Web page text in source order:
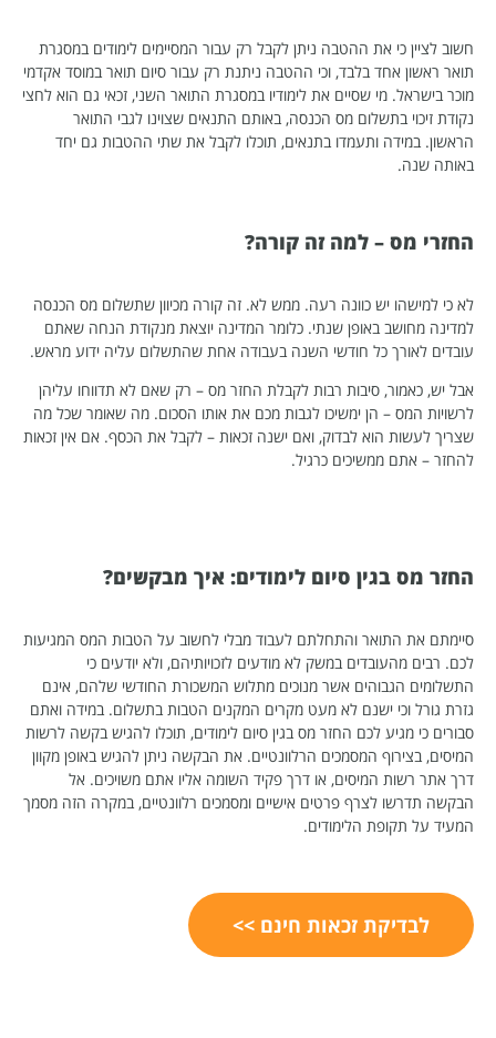
חשוב לציין כי את ההטבה ניתן לקבל רק עבור המסיימים לימודים במסגרת
תואר ראשון אחד בלבד, וכי ההטבה ניתנת רק עבור סיום תואר במוסד אקדמי
מוכר בישראל. מי שסיים את לימודיו במסגרת התואר השני, זכאי גם הוא לחצי
נקודת זיכוי בתשלום מס הכנסה, באותם התנאים שצוינו לגבי התואר
הראשון. במידה ותעמדו בתנאים, תוכלו לקבל את שתי ההטבות גם יחד
באותה שנה.
החזרי מס – למה זה קורה?
לא כי למישהו יש כוונה רעה. ממש לא. זה קורה מכיוון שתשלום מס הכנסה
למדינה מחושב באופן שנתי. כלומר המדינה יוצאת מנקודת הנחה שאתם
עובדים לאורך כל חודשי השנה בעבודה אחת שהתשלום עליה ידוע מראש.
אבל יש, כאמור, סיבות רבות לקבלת החזר מס – רק שאם לא תדווחו עליהן
לרשויות המס – הן ימשיכו לגבות מכם את אותו הסכום. מה שאומר שכל מה
שצריך לעשות הוא לבדוק, ואם ישנה זכאות – לקבל את הכסף. אם אין זכאות
להחזר – אתם ממשיכים כרגיל.
החזר מס בגין סיום לימודים: איך מבקשים?
סיימתם את התואר והתחלתם לעבוד מבלי לחשוב על הטבות המס המגיעות
לכם. רבים מהעובדים במשק לא מודעים לזכויותיהם, ולא יודעים כי
התשלומים הגבוהים אשר מנוכים מתלוש המשכורת החודשי שלהם, אינם
גזרת גורל וכי ישנם לא מעט מקרים המקנים הטבות בתשלום. במידה ואתם
סבורים כי מגיע לכם החזר מס בגין סיום לימודים, תוכלו להגיש בקשה לרשות
המיסים, בצירוף המסמכים הרלוונטיים. את הבקשה ניתן להגיש באופן מקוון
דרך אתר רשות המיסים, או דרך פקיד השומה אליו אתם משויכים. אל
הבקשה תדרשו לצרף פרטים אישיים ומסמכים רלוונטיים, במקרה הזה מסמך
המעיד על תקופת הלימודים.
לבדיקת זכאות חינם >>